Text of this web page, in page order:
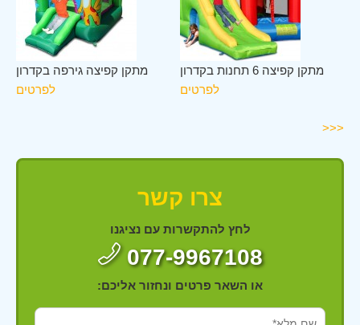
מתקן קפיצה גירפה בקדרון
לפרטים
מתקן קפיצה 6 תחנות בקדרון
לפרטים
<<<
צרו קשר
לחץ להתקשרות עם נציגנו
077-9967108
או השאר פרטים ונחזור אליכם: